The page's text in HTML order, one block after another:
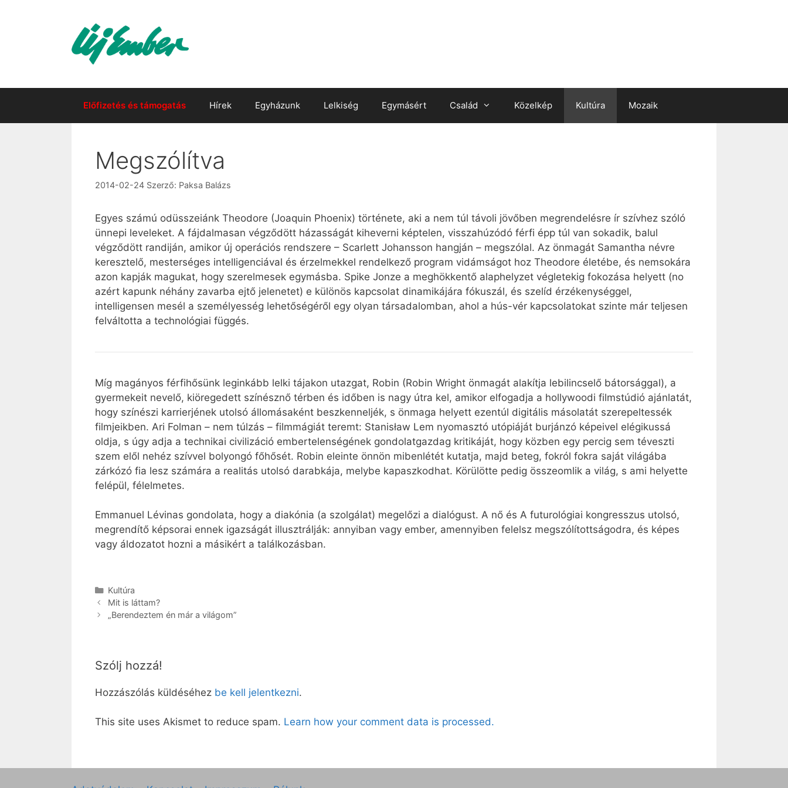
Előfizetés és támogatás Hírek Egyházunk Lelkiség Egymásért Család Közelkép Kultúra Mozaik
Megszólítva
2014-02-24 Szerző: Paksa Balázs
Egyes számú odüsszeiánk Theodore (Joaquin Phoenix) története, aki a nem túl távoli jövőben megrendelésre ír szívhez szóló
ünnepi leveleket. A fájdalmasan végződött házasságát kiheverni képtelen, visszahúzódó férfi épp túl van sokadik, balul
végződött randiján, amikor új operációs rendszere – Scarlett Johansson hangján – megszólal. Az önmagát Samantha névre
keresztelő, mesterséges intelligenciával és érzelmekkel rendelkező program vidámságot hoz Theodore életébe, és nemsokára
azon kapják magukat, hogy szerelmesek egymásba. Spike Jonze a meghökkentő alaphelyzet végletekig fokozása helyett (no
azért kapunk néhány zavarba ejtő jelenetet) e különös kapcsolat dinamikájára fókuszál, és szelíd érzékenységgel,
intelligensen mesél a személyesség lehetőségéről egy olyan társadalomban, ahol a hús-vér kapcsolatokat szinte már teljesen
felváltotta a technológiai függés.
Míg magányos férfihősünk leginkább lelki tájakon utazgat, Robin (Robin Wright önmagát alakítja lebilincselő bátorsággal), a
gyermekeit nevelő, kiöregedett színésznő térben és időben is nagy útra kel, amikor elfogadja a hollywoodi filmstúdió ajánlatát,
hogy színészi karrierjének utolsó állomásaként beszkenneljék, s önmaga helyett ezentúl digitális másolatát szerepeltessék
filmjeikben. Ari Folman – nem túlzás – filmmágiát teremt: Stanisław Lem nyomasztó utópiáját burjánzó képeivel elégikussá
oldja, s úgy adja a technikai civilizáció embertelenségének gondolatgazdag kritikáját, hogy közben egy percig sem téveszti
szem elől nehéz szívvel bolyongó főhősét. Robin eleinte önnön mibenlétét kutatja, majd beteg, fokról fokra saját világába
zárkózó fia lesz számára a realitás utolsó darabkája, melybe kapaszkodhat. Körülötte pedig összeomlik a világ, s ami helyette
felépül, félelmetes.
Emmanuel Lévinas gondolata, hogy a diakónia (a szolgálat) megelőzi a dialógust. A nő és A futurológiai kongresszus utolsó,
megrendítő képsorai ennek igazságát illusztrálják: annyiban vagy ember, amennyiben felelsz megszólítottságodra, és képes
vagy áldozatot hozni a másikért a találkozásban.
Kategória
Kultúra
Mit is láttam?
„Berendeztem én már a világom”
Szólj hozzá!
Hozzászólás küldéséhez be kell jelentkezni.
This site uses Akismet to reduce spam. Learn how your comment data is processed.